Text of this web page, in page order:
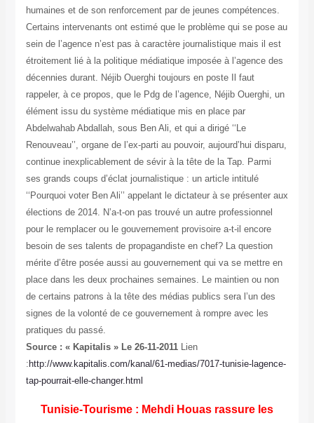
humaines et de son renforcement par de jeunes compétences.
Certains intervenants ont estimé que le problème qui se pose au
sein de l’agence n’est pas à caractère journalistique mais il est
étroitement lié à la politique médiatique imposée à l’agence des
décennies durant. Néjib Ouerghi toujours en poste Il faut
rappeler, à ce propos, que le Pdg de l’agence, Néjib Ouerghi, un
élément issu du système médiatique mis en place par
Abdelwahab Abdallah, sous Ben Ali, et qui a dirigé ‘‘Le
Renouveau’’, organe de l’ex-parti au pouvoir, aujourd’hui disparu,
continue inexplicablement de sévir à la tête de la Tap. Parmi
ses grands coups d’éclat journalistique : un article intitulé
‘‘Pourquoi voter Ben Ali’’ appelant le dictateur à se présenter aux
élections de 2014. N’a-t-on pas trouvé un autre professionnel
pour le remplacer ou le gouvernement provisoire a-t-il encore
besoin de ses talents de propagandiste en chef? La question
mérite d’être posée aussi au gouvernement qui va se mettre en
place dans les deux prochaines semaines. Le maintien ou non
de certains patrons à la tête des médias publics sera l’un des
signes de la volonté de ce gouvernement à rompre avec les
pratiques du passé.
Source : « Kapitalis » Le 26-11-2011Lien
: http://www.kapitalis.com/kanal/61-medias/7017-tunisie-lagence-
tap-pourrait-elle-changer.html
Tunisie-Tourisme : Mehdi Houas rassure les